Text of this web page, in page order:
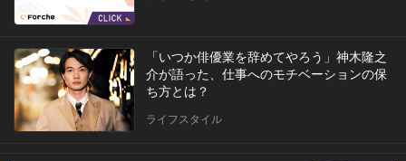
「いつか俳優業を辞めてやろう」神木隆之
介が語った、仕事へのモチベーションの保
ち方とは？
ライフスタイル